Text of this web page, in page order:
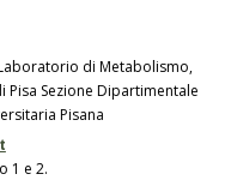
di Metabolismo,
Sezione Dipartimentale
Pisana
1 e 2.